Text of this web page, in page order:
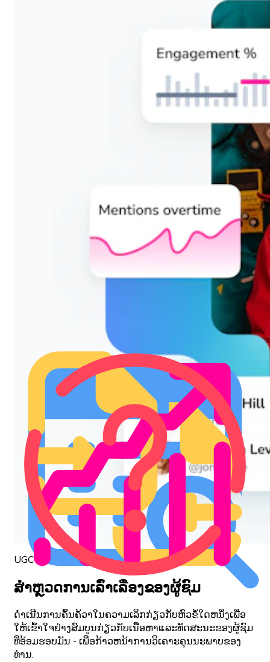
UGC ສັງຄົມຟັງ
ສຳຫຼວດການເລົ່າເລື່ອງຂອງຜູ້ຊົມ
ດໍາເນີນການຄົ້ນຄ້ວາໃນຄວາມເລິກກ່ຽວກັບຫົວຂໍ້ໃດຫນຶ່ງເພື່ອ
ໃຫ້ເຂົ້າໃຈຢ່າງສົມບູນກ່ຽວກັບເນື້ອຫາແລະທັດສະນະຂອງຜູ້ຊົມ
ທີ່ອ້ອມຮອບມັນ - ເພື່ອກ້າວຫນ້າການວິເຄາະຄຸນນະພາບຂອງ
ທ່ານ.